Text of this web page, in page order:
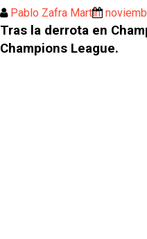
Pablo Zafra Martín
Tras la derrota en
Champions League.